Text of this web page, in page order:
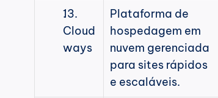
.
Cloud
ways
Plataforma de
hospedagem em
nuvem gerenciada
para sites rápidos
e escaláveis.